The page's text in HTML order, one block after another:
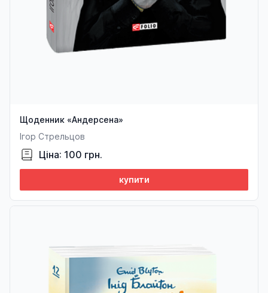
Щоденник «Андерсена»
Ігор Стрельцов
Ціна: 100 грн.
купити